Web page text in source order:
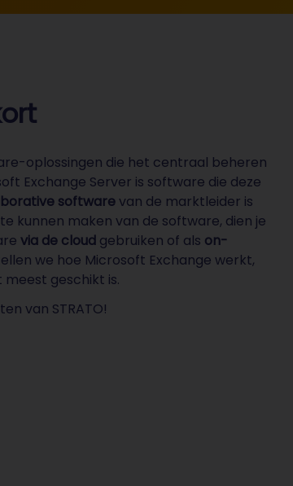
oplossingen die het centraal beheren
Exchange Server is software die deze
softwarevan de marktleider is
kunnen maken van de software, dien je
via de cloud gebruiken of als on-
we hoe Microsoft Exchange werkt,
geschikt is.
van STRATO!